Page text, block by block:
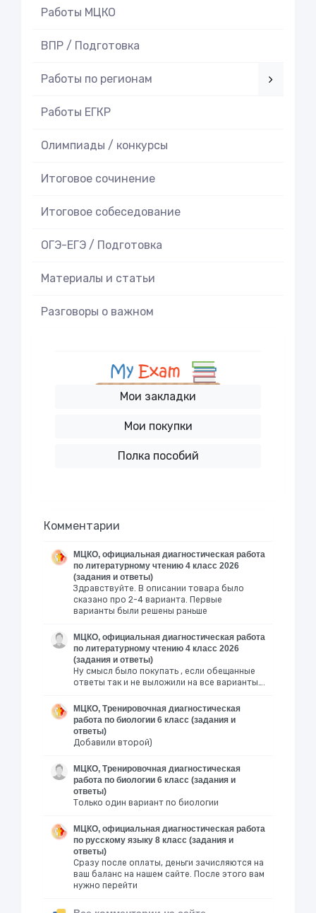
Работы МЦКО
ВПР / Подготовка
Работы по регионам
Работы ЕГКР
Олимпиады / конкурсы
Итоговое cочинение
Итоговое cобеседование
ОГЭ-ЕГЭ / Подготовка
Материалы и статьи
Разговоры о важном
Мои закладки
Мои покупки
Полка пособий
Комментарии
МЦКО, официальная диагностическая работа
по литературному чтению 4 класс 2026
(задания и ответы)
Здравствуйте. В описании товара было
сказано про 2-4 варианта. Первые
варианты были решены раньше
МЦКО, официальная диагностическая работа
по литературному чтению 4 класс 2026
(задания и ответы)
Ну смысл было покупать , если обещанные
ответы так и не выложили на все варианты….
МЦКО, Тренировочная диагностическая
работа по биологии 6 класс (задания и
ответы)
Добавили второй)
МЦКО, Тренировочная диагностическая
работа по биологии 6 класс (задания и
ответы)
Только один вариант по биологии
МЦКО, официальная диагностическая работа
по русскому языку 8 класс (задания и
ответы)
Сразу после оплаты, деньги зачисляются на
ваш баланс на нашем сайте. После этого вам
нужно перейти